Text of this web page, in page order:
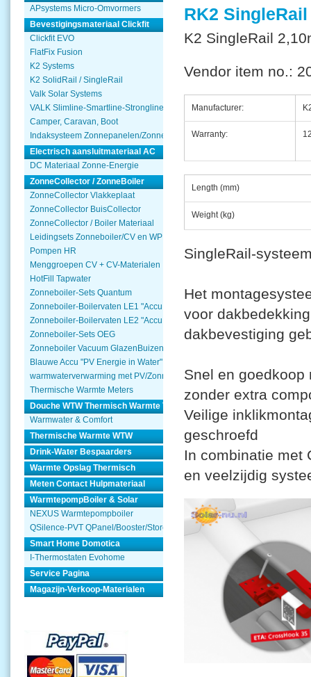
APsystems Micro-Omvormers
Bevestigingsmateriaal Clickfit
Clickfit EVO
FlatFix Fusion
K2 Systems
K2 SolidRail / SingleRail
Valk Solar Systems
VALK Slimline-Smartline-Strongline
Camper, Caravan, Boot
Indaksysteem Zonnepanelen/Zonnecollector
Electrisch aansluitmateriaal AC
DC Materiaal Zonne-Energie
ZonneCollector / ZonneBoiler
ZonneCollector Vlakkeplaat
ZonneCollector BuisCollector
ZonneCollector / Boiler Materiaal
Leidingsets Zonneboiler/CV en WP
Pompen HR
Menggroepen CV + CV-Materialen
HotFill Tapwater
Zonneboiler-Sets Quantum
Zonneboiler-Boilervaten LE1 "Accu Woning Watmte"
Zonneboiler-Boilervaten LE2 "Accu Woning Watmte"
Zonneboiler-Sets OEG
Zonneboiler Vacuum GlazenBuizen
Blauwe Accu "PV Energie in Water"
warmwaterverwarming met PV/Zonnepanelen
Thermische Warmte Meters
Douche WTW Thermisch Warmte Terugwinnen
Warmwater & Comfort
Thermische Warmte WTW
Drink-Water Bespaarders
Warmte Opslag Thermisch
Meten Contact Hulpmateriaal
WarmtepompBoiler & Solar
NEXUS Warmtepompboiler
QSilence-PVT QPanel/Booster/Store
Smart Home Domotica
I-Thermostaten Evohome
Service Pagina
Magazijn-Verkoop-Materialen
RK2 SingleRail
K2 SingleRail
Vendor item no.:
Manufacturer:
Warranty:
Length (mm)
Weight (kg)
SingleRail-
Het
voor
dakbevestiging
Snel en
zonder extra
Veilige
geschroefd
In combinatie met
en veelzijdig